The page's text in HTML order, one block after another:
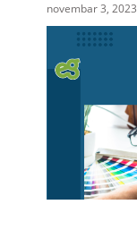
novembar 3, 2023